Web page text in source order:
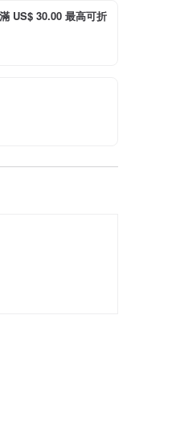
US$ 30.00 最高可折